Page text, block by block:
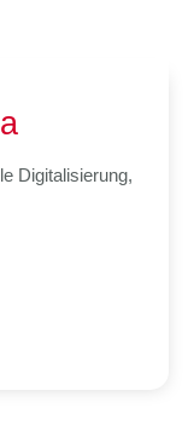
Digitalisierung,